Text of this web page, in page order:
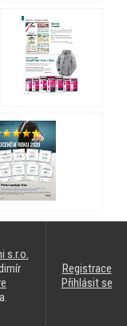
s.r.o.
Registrace
Přihlásit se